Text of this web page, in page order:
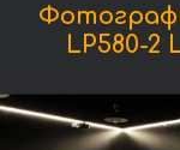
LP580-2